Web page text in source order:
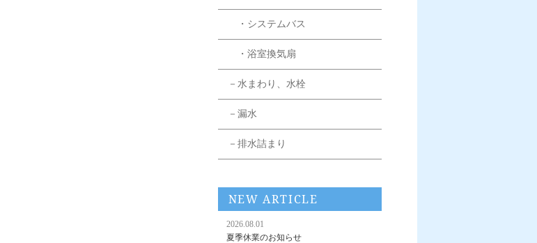
・システムバス
・浴室換気扇
－水まわり、水栓
－漏水
－排水詰まり
NEW ARTICLE
2026.08.01
夏季休業のお知らせ